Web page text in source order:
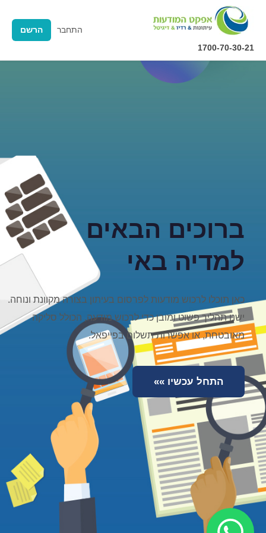
1700-70-30-21
התחבר הרשם
ברוכים הבאים
למדיה באי
כאן תוכלו לרכוש מודעות לפרסום בעיתון בצורה מקוונת ונוחה.
ישנו תהליך פשוט ומובן כדי לרכוש מודעה, הכולל סליקה
מאובטחת, או אפשרות תשלום בפייפאל.
התחל עכשיו »»